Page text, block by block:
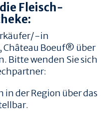
Fleisch-
in
Château Boeuf® über
Bitte wenden Sie sich
in der Region über das
QUALITÄT &
RÜCKVERFOLGBARKEIT
ZUSCHNITTE
REZEPTE
REZEPTE
INFORMATION